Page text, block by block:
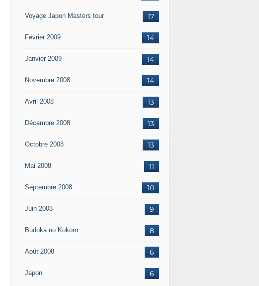
17
Voyage Japon Masters tour
14
Février 2009
14
Janvier 2009
14
Novembre 2008
13
Avril 2008
13
Décembre 2008
13
Octobre 2008
11
Mai 2008
10
Septembre 2008
9
Juin 2008
8
Budoka no Kokoro
6
Août 2008
6
Japon